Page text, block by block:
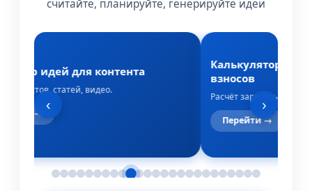
считайте, планируйте, генерируйте идеи
идей для контента
для постов, статей, видео.
→
Калькулятор
взносов
Расчёт зарплаты, НДФЛ
Перейти →
‹ ›